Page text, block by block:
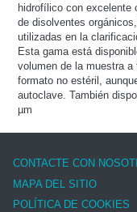
hidrofílico con excelente
de disolventes
utilizadas en la
Esta gama está
volumen de la muestra
formato no estéril,
autoclave. También
µm
CONTACTE CON
MAPA DEL SITIO
POLÍTICA DE COOKIES